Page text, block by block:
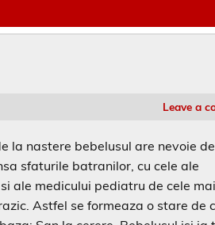
Leave a
nastere bebelusul are nevoie
sfaturile batranilor, cu cele ale
ale medicului pediatru de cele
Astfel se formeaza o stare de